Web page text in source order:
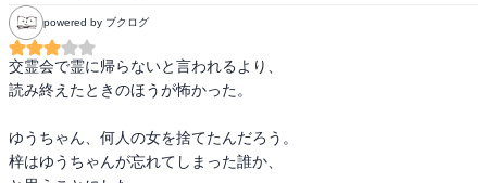
キヨとの話はとてもやるせなくて、霊と語ることで、ゆうちゃんが
どう思うのか気になり引き込まれました。
後半はゆうちゃんの学生時代の恋愛の話。学生運動がどんなものか
けた自分勝手な恋愛。別れ際に百合子から残された『私、死ぬわ』
という言葉。その百合子への未練と後悔。
怪異譚。
（アマゾンより引用）
自分の心に蟠ってる出来事を霊を呼び出して解決する…って内容。
て、どちらも切なかった(;ω;)
結局最後は救われたのか、救われなかったのか…
powered by ブクログ
交霊会で霊に帰らないと言われるより、
読み終えたときのほうが怖かった。
ゆうちゃん、何人の女を捨てたんだろう。
梓はゆうちゃんが忘れてしまった誰か、